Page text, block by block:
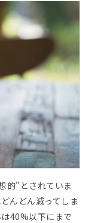
的"とされていま
んどん減ってしま
40%以下にまで